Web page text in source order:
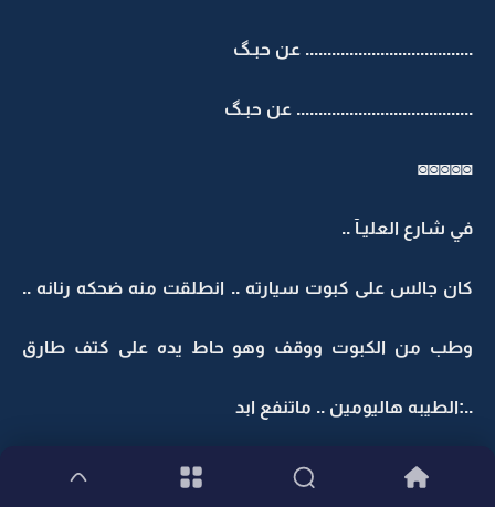
...................................... عن حبـگ
........................................ عن حبـگ
◙◙◙◙◙
في شارع العليـآ ..
كان جالس على كبوت سيارته .. انطلقت منه ضحكه رنانه ..
وطب من الكبوت ووقف وهو حاط يده على كتف طارق
..:الطيبه هاليومين .. ماتنفع ابد
طارق يوخر يد ناصر:اقول لا يكثـر .. اللي يسمع يقول مرره